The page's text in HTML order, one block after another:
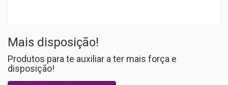
Mais disposição!
Produtos para te auxiliar a ter mais força e
disposição!